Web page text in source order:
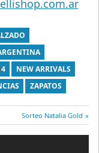
NEW ARRIVALS
ZAPATOS
Entrada
siguiente:
Sorteo Natalia Gold